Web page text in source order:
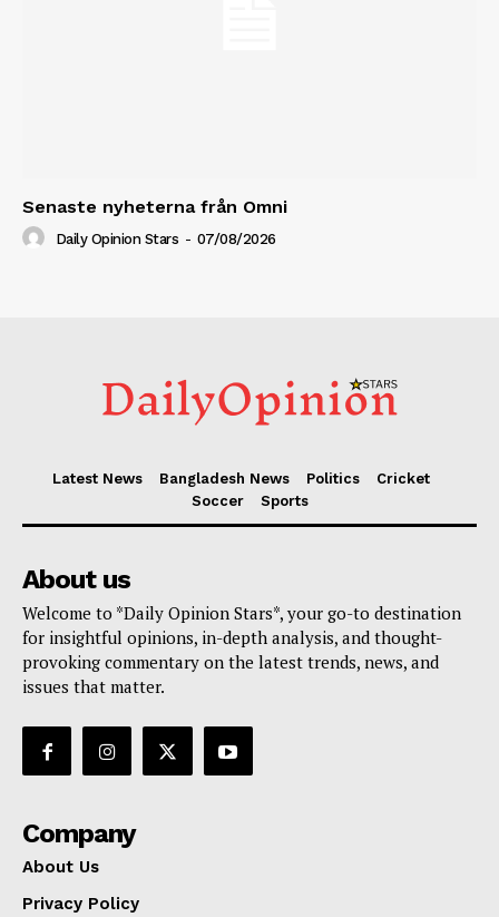
Senaste nyheterna från Omni
Daily Opinion Stars - 07/08/2026
Latest News Bangladesh News Politics
Cricket
Soccer
Sports
About us
Welcome to *Daily Opinion Stars*, your go-to destination
for insightful opinions, in-depth analysis, and thought-
provoking commentary on the latest trends, news, and
issues that matter.
Company
About Us
Privacy Policy